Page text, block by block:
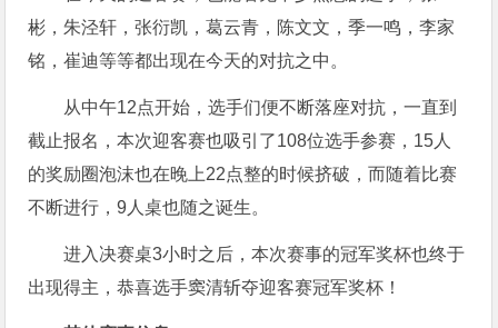
彬，朱泾轩，张衍凯，葛云青，陈文文，季一鸣，李家
铭，崔迪等等都出现在今天的对抗之中。
从中午12点开始，选手们便不断落座对抗，一直到
截止报名，本次迎客赛也吸引了108位选手参赛，15人
的奖励圈泡沫也在晚上22点整的时候挤破，而随着比赛
不断进行，9人桌也随之诞生。
进入决赛桌3小时之后，本次赛事的冠军奖杯也终于
出现得主，恭喜选手窦清斩夺迎客赛冠军奖杯！